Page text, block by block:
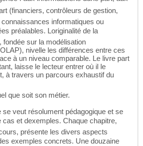
(financiers, contrôleurs de gestion,
informatiques ou
préalables. Loriginalité de la
fondée sur la modélisation
nivelle les différences entre ces
à un niveau comparable. Le livre part
laisse le lecteur entrer où il le
à travers un parcours exhaustif du
que soit son métier.
se veut résolument pédagogique et se
cas et dexemples. Chaque chapitre,
présente les divers aspects
exemples concrets. Une douzaine